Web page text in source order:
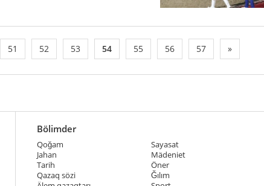
51 52 53 54 55 56 57 »
Bölimder
Qoğam
Jahan
Tarih
Qazaq sözi
Sayasat
Mädeniet
Öner
Ğılım